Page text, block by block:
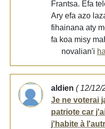
Frantsa. Efa
Ary efa azo
fihainana aty
fa koa misy
novalian'i
aldien ( 12/12/
Je ne voterai
patriote car
j'habite à